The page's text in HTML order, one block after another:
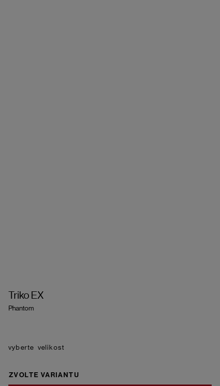
Triko EX
Phantom
velikost
ZVOLTE VARIANTU